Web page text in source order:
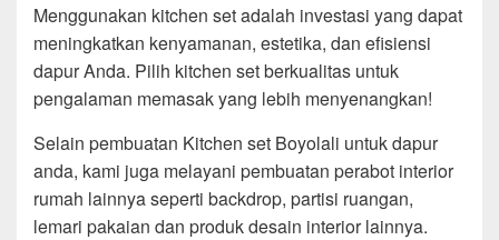
Menggunakan kitchen set adalah investasi yang dapat
meningkatkan kenyamanan, estetika, dan efisiensi
dapur Anda. Pilih kitchen set berkualitas untuk
pengalaman memasak yang lebih menyenangkan!
Selain pembuatan Kitchen set Boyolali untuk dapur
anda, kami juga melayani pembuatan perabot interior
rumah lainnya seperti backdrop, partisi ruangan,
lemari pakaian dan produk desain interior lainnya.